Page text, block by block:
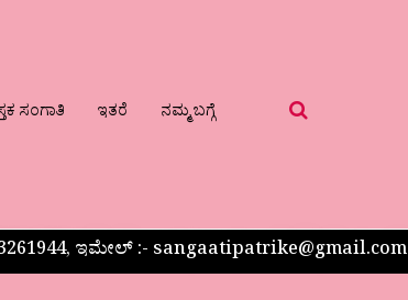
ಸಂಗಾತಿ ಇತರೆ ನಮ್ಮ ಬಗ್ಗೆ
ಇಮೇಲ್ :- sangaatipatrike@gmail.com